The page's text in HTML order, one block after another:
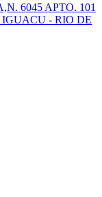
6045 APTO. 101
IGUACU - RIO DE